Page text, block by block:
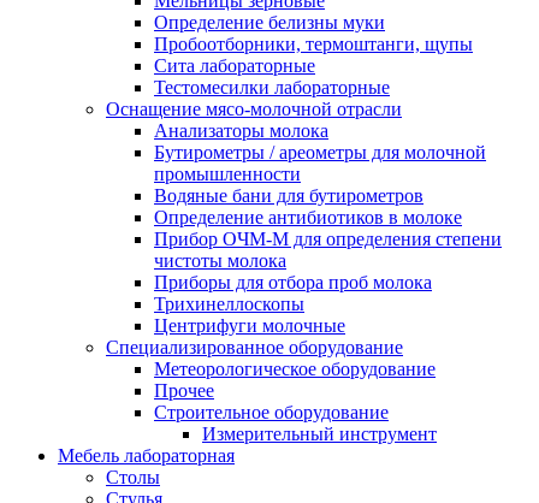
Определение белизны муки
Пробоотборники, термоштанги, щупы
Сита лабораторные
Тестомесилки лабораторные
Оснащение мясо-молочной отрасли
Анализаторы молока
Бутирометры / ареометры для молочной
промышленности
Водяные бани для бутирометров
Определение антибиотиков в молоке
Прибор ОЧМ-М для определения степени
чистоты молока
Приборы для отбора проб молока
Трихинеллоскопы
Центрифуги молочные
Специализированное оборудование
Метеорологическое оборудование
Прочее
Строительное оборудование
Измерительный инструмент
Мебель лабораторная
Столы
Стулья